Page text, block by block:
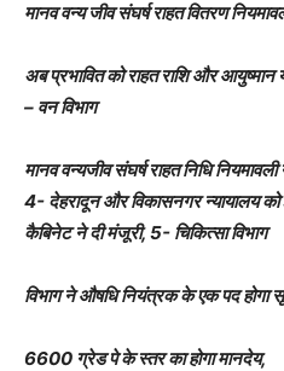
मानव वन्य जीव संघर्ष राहत वितरण
अब प्रभावित को राहत राशि और आयुष्मान
– वन विभाग
मानव वन्यजीव संघर्ष राहत निधि
4- देहरादून और विकासनगर न्यायालय
कैबिनेट ने दी मंजूरी, 5- चिकित्सा विभाग
विभाग ने औषधि नियंत्रक के एक पद होगा
6600 ग्रेड पे के स्तर का होगा मानदेय,